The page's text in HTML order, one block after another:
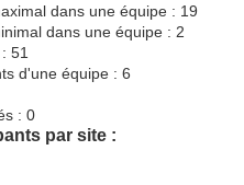
dans une équipe : 19
dans une équipe : 2
51
d'une équipe : 6
: 0
par site :